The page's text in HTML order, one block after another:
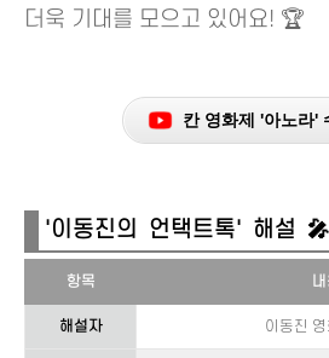
더욱 기대를 모으고 있어요! 🏆
칸 영화제 '아노라'
'이동진의 언택트톡' 해설
항목
해설자 이동진